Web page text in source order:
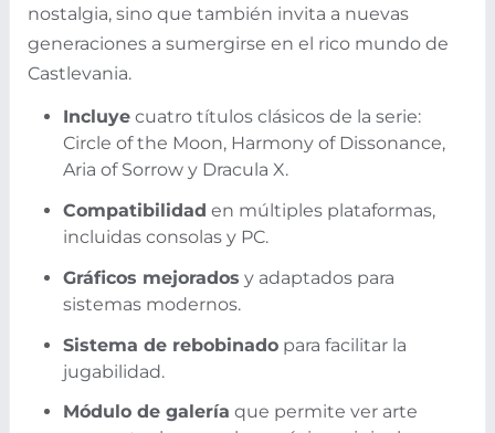
nostalgia, sino que también invita a nuevas
generaciones a sumergirse en el rico mundo de
Castlevania.
Incluye cuatro títulos clásicos de la serie:
Circle of the Moon, Harmony of Dissonance,
Aria of Sorrow y Dracula X.
Compatibilidad en múltiples plataformas,
incluidas consolas y PC.
Gráficos mejorados y adaptados para
sistemas modernos.
Sistema de rebobinado para facilitar la
jugabilidad.
Módulo de galería que permite ver arte